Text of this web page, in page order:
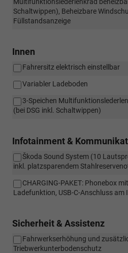
Schaltwippen), Beheizbare
Füllstandsanzeige
Innen
Fahrersitz elektrisch einstellbar
Variabler Ladeboden
3-Speichen
(bei DSG inkl. Schaltwippen)
Infotainment &
Škoda Sound System (10
inkl. platzsparendem
CHARGING-PAKET: Phonebox
Ladefunktion, USB-C-Anschluss am
Sicherheit & Assistenz
Fahrwerkserhöhung und
Triebwerkunterbodenschutz